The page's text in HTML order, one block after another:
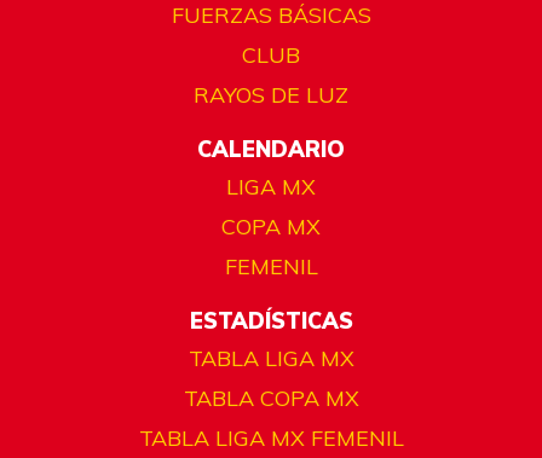
FUERZAS BÁSICAS
CLUB
RAYOS DE LUZ
CALENDARIO
LIGA MX
COPA MX
FEMENIL
ESTADÍSTICAS
TABLA LIGA MX
TABLA COPA MX
TABLA LIGA MX FEMENIL